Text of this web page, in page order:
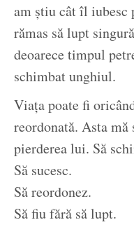
am știu cât îl iubesc
rămas să lupt
deoarece timpul
schimbat unghiul.
Viața poate fi
reordonată. Asta mă
pierderea lui. Să
Să sucesc.
Să reordonez.
Să fiu fără să lupt.